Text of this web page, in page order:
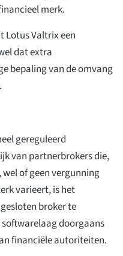
merk.
Lotus Valtrix een
dat extra
bepaling van de omvang
gereguleerd
van partnerbrokers die,
of geen vergunning
varieert, is het
broker te
doorgaans
financiële autoriteiten.